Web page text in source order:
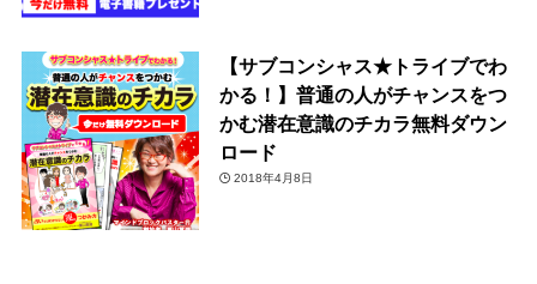
【サブコンシャス★トライブでわ
かる！】普通の人がチャンスをつ
かむ潜在意識のチカラ無料ダウン
ロード
2018年4月8日